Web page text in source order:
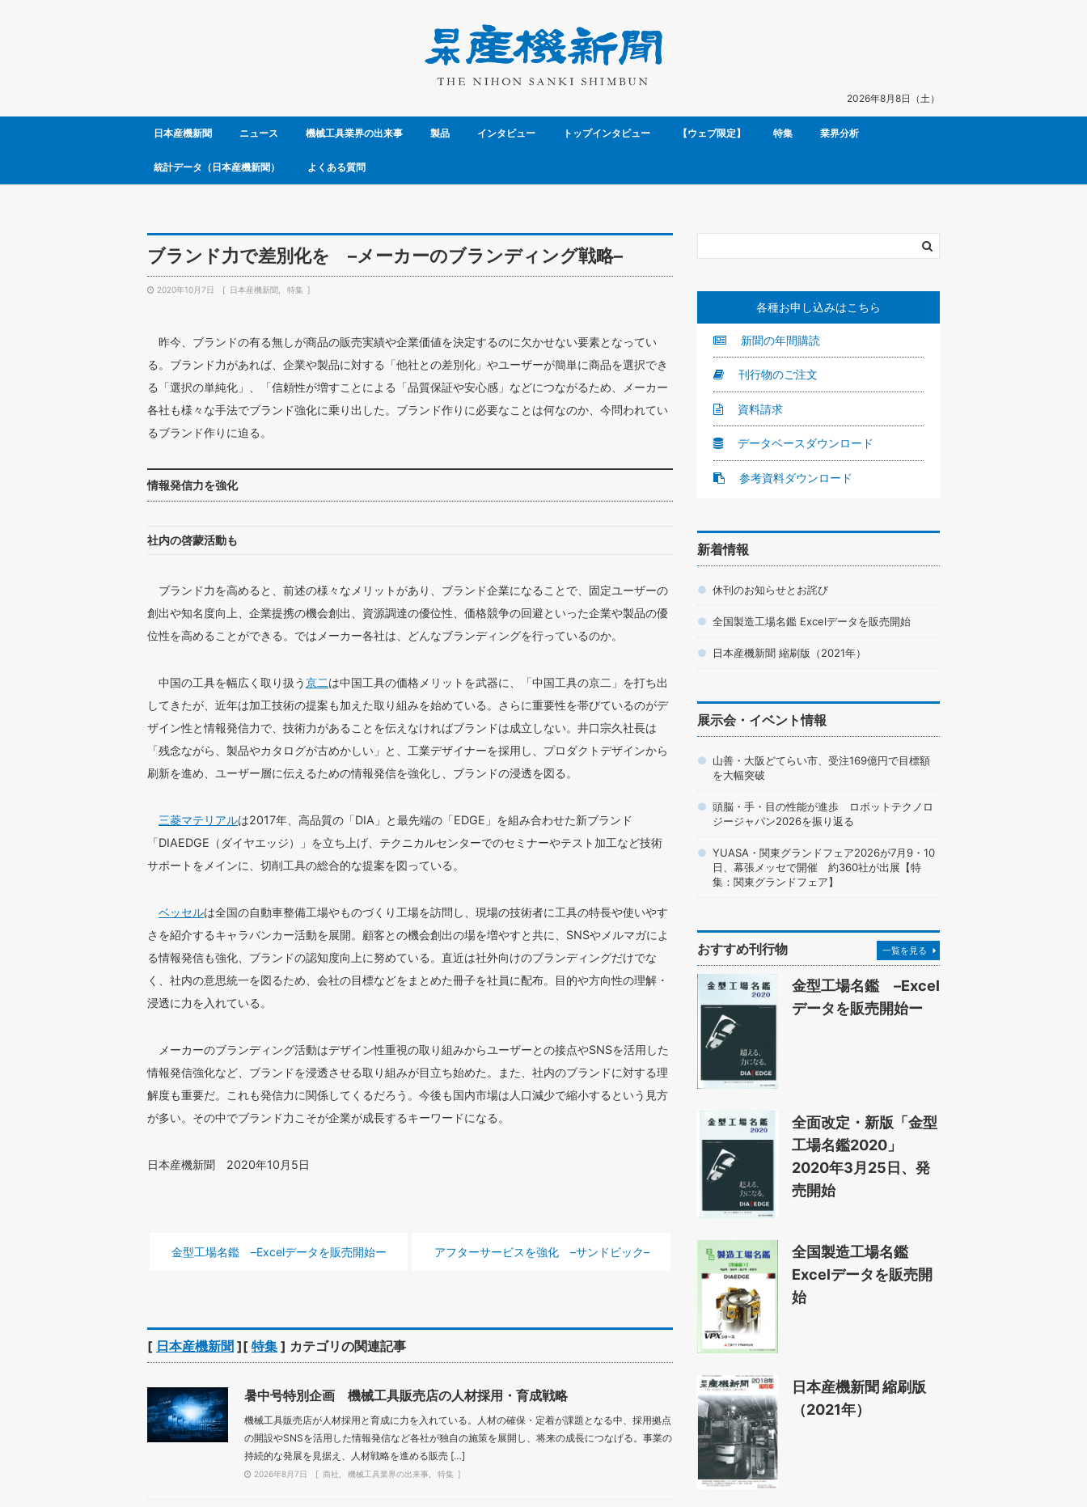
2026年8月8日（土）
日本産機新聞 ニュース 機械工具業界の出来事 製品 インタビュー トップインタビュー 【ウェブ限定】 特集 業界分析
統計データ（日本産機新聞） よくある質問
ブランド力で差別化を –メーカーのブランディング戦略–
2020年10月7日 日本産機新聞 特集
昨今、ブランドの有る無しが商品の販売実績や企業価値を決定するのに欠かせない要素となってい
る。ブランド力があれば、企業や製品に対する「他社との差別化」やユーザーが簡単に商品を選択でき
る「選択の単純化」、「信頼性が増すことによる「品質保証や安心感」などにつながるため、メーカー
各社も様々な手法でブランド強化に乗り出した。ブランド作りに必要なことは何なのか、今問われてい
るブランド作りに迫る。
情報発信力を強化
社内の啓蒙活動も
ブランド力を高めると、前述の様々なメリットがあり、ブランド企業になることで、固定ユーザーの
創出や知名度向上、企業提携の機会創出、資源調達の優位性、価格競争の回避といった企業や製品の優
位性を高めることができる。ではメーカー各社は、どんなブランディングを行っているのか。
中国の工具を幅広く取り扱う京二は中国工具の価格メリットを武器に、「中国工具の京二」を打ち出
してきたが、近年は加工技術の提案も加えた取り組みを始めている。さらに重要性を帯びているのがデ
ザイン性と情報発信力で、技術力があることを伝えなければブランドは成立しない。井口宗久社長は
「残念ながら、製品やカタログが古めかしい」と、工業デザイナーを採用し、プロダクトデザインから
刷新を進め、ユーザー層に伝えるための情報発信を強化し、ブランドの浸透を図る。
三菱マテリアルは2017年、高品質の「DIA」と最先端の「EDGE」を組み合わせた新ブランド
「DIAEDGE（ダイヤエッジ）」を立ち上げ、テクニカルセンターでのセミナーやテスト加工など技術
サポートをメインに、切削工具の総合的な提案を図っている。
ベッセルは全国の自動車整備工場やものづくり工場を訪問し、現場の技術者に工具の特長や使いやす
さを紹介するキャラバンカー活動を展開。顧客との機会創出の場を増やすと共に、SNSやメルマガによ
る情報発信も強化、ブランドの認知度向上に努めている。直近は社外向けのブランディングだけでな
く、社内の意思統一を図るため、会社の目標などをまとめた冊子を社員に配布。目的や方向性の理解・
浸透に力を入れている。
メーカーのブランディング活動はデザイン性重視の取り組みからユーザーとの接点やSNSを活用した
情報発信強化など、ブランドを浸透させる取り組みが目立ち始めた。また、社内のブランドに対する理
解度も重要だ。これも発信力に関係してくるだろう。今後も国内市場は人口減少で縮小するという見方
が多い。その中でブランド力こそが企業が成長するキーワードになる。
日本産機新聞 2020年10月5日
前の記事 :
金型工場名鑑 –Excelデータを販売開始ー 次の記事 :
アフターサービスを強化 –サンドビック–
[ 日本産機新聞 ][ 特集 ] カテゴリの関連記事
暑中号特別企画 機械工具販売店の人材採用・育成戦略
機械工具販売店が人材採用と育成に力を入れている。人材の確保・定着が課題となる中、採用拠点
の開設やSNSを活用した情報発信など各社が独自の施策を展開し、将来の成長につなげる。事業の
持続的な発展を見据え、人材戦略を進める販売 […]
2026年8月7日 商社 機械工具業界の出来事 特集
各種お申し込みはこちら
新聞の年間購読
刊行物のご注文
資料請求
データベースダウンロード
参考資料ダウンロード
新着情報
休刊のお知らせとお詫び
全国製造工場名鑑 Excelデータを販売開始
日本産機新聞 縮刷版（2021年）
展示会・イベント情報
山善・大阪どてらい市、受注169億円で目標額
を大幅突破
頭脳・手・目の性能が進歩 ロボットテクノロ
ジージャパン2026を振り返る
YUASA・関東グランドフェア2026が7月9・10
日、幕張メッセで開催 約360社が出展【特
集：関東グランドフェア】
おすすめ刊行物 一覧を見る
金型工場名鑑 –Excel
データを販売開始ー
全面改定・新版「金型
工場名鑑2020」
2020年3月25日、発
売開始
全国製造工場名鑑
Excelデータを販売開
始
日本産機新聞 縮刷版
（2021年）